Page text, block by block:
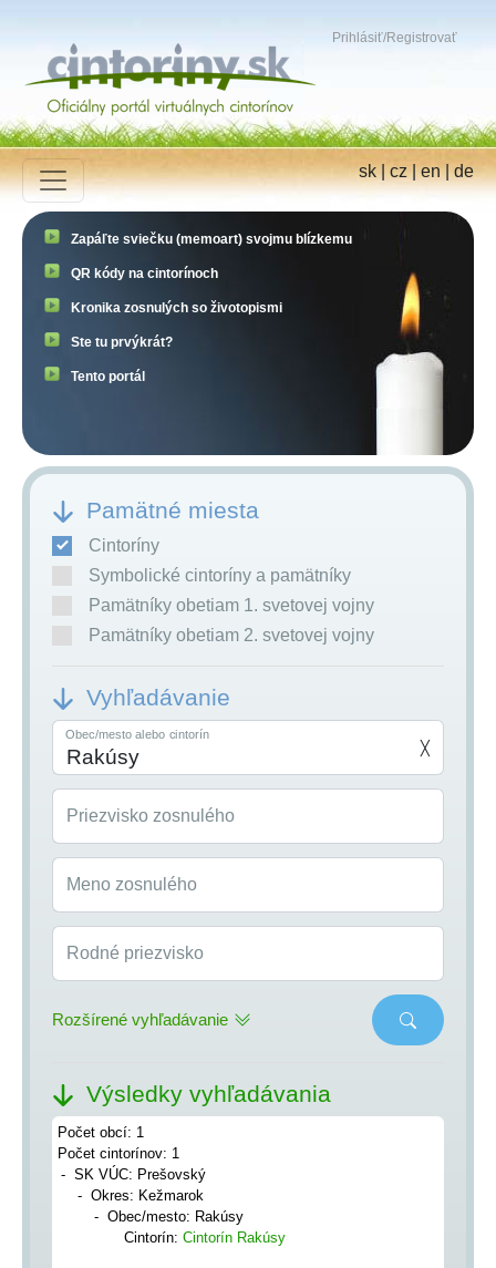
Prihlásiť/Registrovať
sk|cz|en|de
Zapáľte sviečku (memoart) svojmu blízkemu
QR kódy na cintorínoch
Kronika zosnulých so životopismi
Ste tu prvýkrát?
Tento portál
Pamätné miesta
Cintoríny
Symbolické cintoríny a pamätníky
Pamätníky obetiam 1. svetovej vojny
Pamätníky obetiam 2. svetovej vojny
Vyhľadávanie
Obec/mesto alebo cintorín
╳
Priezvisko zosnulého
Meno zosnulého
Rodné priezvisko
Rozšírené vyhľadávanie
Výsledky vyhľadávania
Počet obcí: 1
Počet cintorínov: 1
SK VÚC: Prešovský
Okres: Kežmarok
Obec/mesto: Rakúsy
Cintorín: Cintorín Rakúsy